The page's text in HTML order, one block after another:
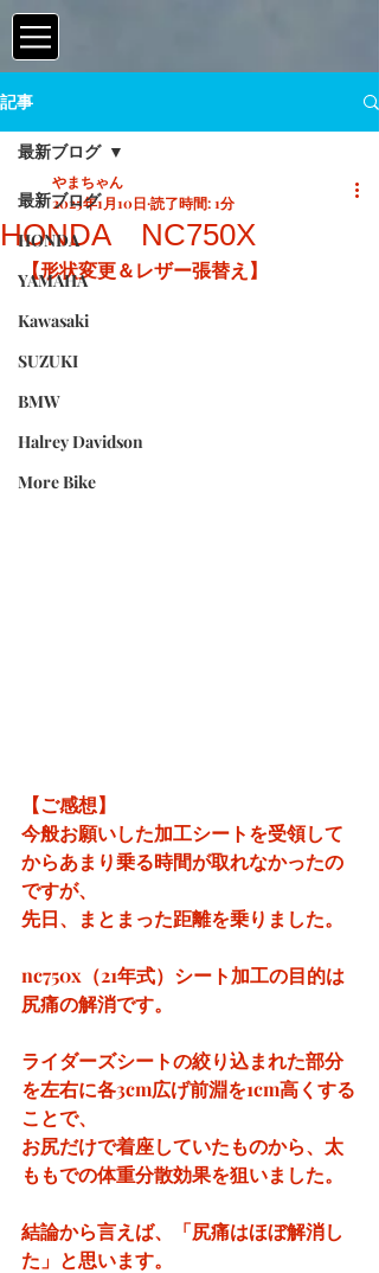
記事
最新ブログ
HONDA
YAMAHA
Kawasaki
SUZUKI
BMW
Halrey Davidson
More Bike
最新ブログ
HONDA NC750X
やまちゃん
2025年1月10日 読了時間: 1分
【形状変更＆レザー張替え】
【ご感想】
今般お願いした加工シートを受領して
からあまり乗る時間が取れなかったの
ですが、
先日、まとまった距離を乗りました。
nc750x（21年式）シート加工の目的は
尻痛の解消です。
ライダーズシートの絞り込まれた部分
を左右に各3cm広げ前淵を1cm高くする
ことで、
お尻だけで着座していたものから、太
ももでの体重分散効果を狙いました。
結論から言えば、「尻痛はほぼ解消し
た」と思います。